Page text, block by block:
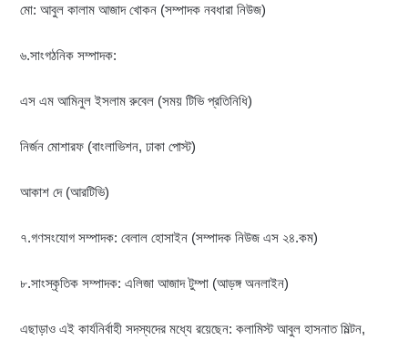
মো: আবুল কালাম আজাদ খোকন (সম্পাদক নবধারা নিউজ)
৬.সাংগঠনিক সম্পাদক:
এস এম আমিনুল ইসলাম রুবেল (সময় টিভি প্রতিনিধি)
নির্জন মোশারফ (বাংলাভিশন, ঢাকা পোস্ট)
আকাশ দে (আরটিভি)
৭.গণসংযোগ সম্পাদক: বেলাল হোসাইন (সম্পাদক নিউজ এস ২৪.কম)
৮.সাংস্কৃতিক সম্পাদক: এলিজা আজাদ টুম্পা (আড়ঙ্গ অনলাইন)
এছাড়াও এই কার্যনির্বাহী সদস্যদের মধ্যে রয়েছেন: কলামিস্ট আবুল হাসনাত মিল্টন,